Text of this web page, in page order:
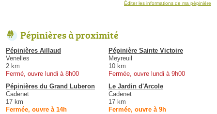
Éditer les informations de ma pépinière
Pépinières à proximité
Pépinières Aillaud
Venelles
2 km
Fermé, ouvre lundi à 8h00
Pépinière Sainte Victoire
Meyreuil
10 km
Fermée, ouvre lundi à 9h00
Pépinières du Grand Luberon
Cadenet
17 km
Fermée, ouvre à 14h
Le Jardin d'Arcole
Cadenet
17 km
Fermée, ouvre à 9h